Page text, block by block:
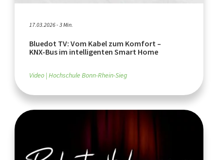
17.03.2026 - 3 Min.
Bluedot TV: Vom Kabel zum Komfort –
KNX‑Bus im intelligenten Smart Home
Video Hochschule Bonn-Rhein-Sieg